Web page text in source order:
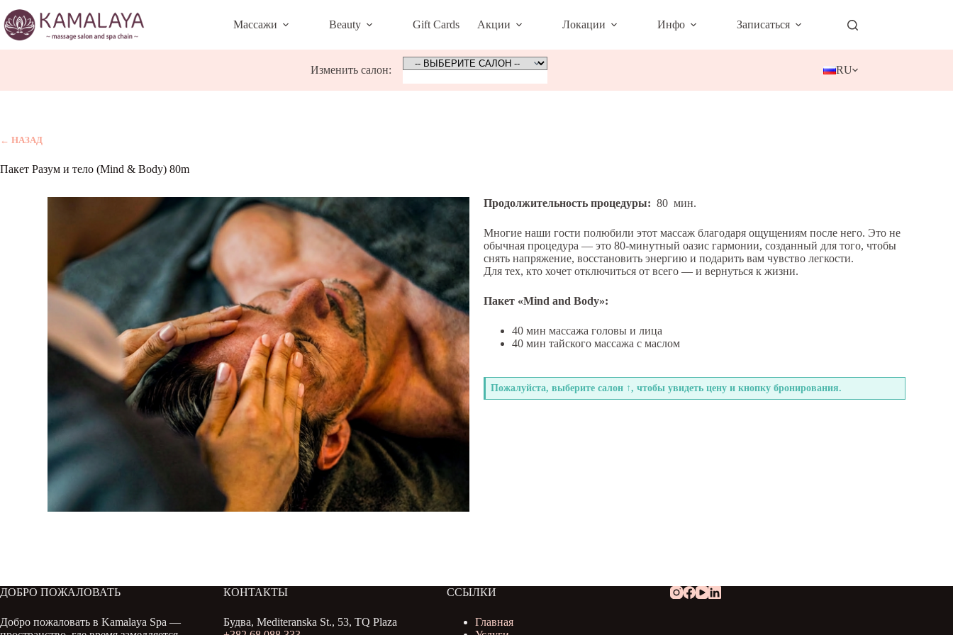
to
content
Массажи Beauty Gift Cards Акции Локации Инфо Записаться
Изменить салон: RU
← НАЗАД
Пакет Разум и тело (Mind & Body) 80m
Продолжительность процедуры: 80 мин.
Многие наши гости полюбили этот массаж благодаря ощущениям после него. Это не
обычная процедура — это 80-минутный оазис гармонии, созданный для того, чтобы
снять напряжение, восстановить энергию и подарить вам чувство легкости.
Для тех, кто хочет отключиться от всего — и вернуться к жизни.
Пакет «Mind and Body»:
40 мин массажа головы и лица
40 мин тайского массажа с маслом
Пожалуйста, выберите салон ↑, чтобы увидеть цену и кнопку бронирования.
ДОБРО ПОЖАЛОВАТЬ
Добро пожаловать в Kamalaya Spa —
КОНТАКТЫ
Будва, Mediteranska St., 53, TQ Plaza
ССЫЛКИ
Главная